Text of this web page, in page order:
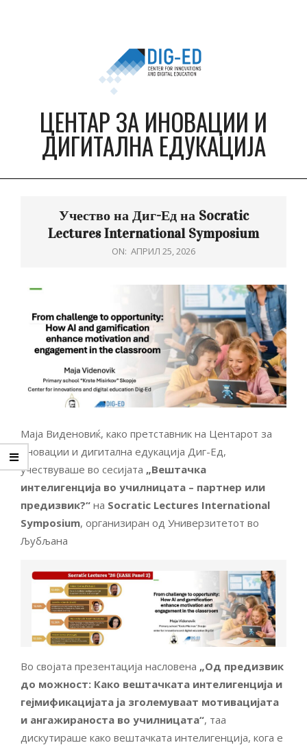
ЦЕНТАР ЗА ИНОВАЦИИ И
ДИГИТАЛНА ЕДУКАЦИЈА
Учество на Диг-Ед на Socratic
Lectures International Symposium
ON: АПРИЛ 25, 2026
Маја Виденовиќ, како претставник на Центарот за
иновации и дигитална едукација Диг-Ед,
учествуваше во сесијата „Вештачка
интелигенција во училницата – партнер или
предизвик?“ на Socratic Lectures International
Symposium, организиран од Универзитетот во
Љубљана
Во својата презентација насловена „Од предизвик
до можност: Како вештачката интелигенција и
гејмификацијата ја зголемуваат мотивацијата
и ангажираноста во училницата“, таа
дискутираше како вештачката интелигенција, кога е